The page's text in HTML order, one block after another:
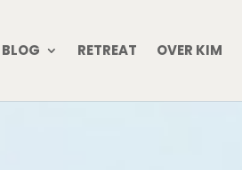
BLOG RETREAT OVER KIM